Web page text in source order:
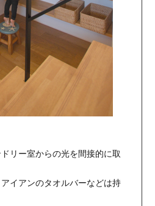
リー室からの光を間接的に取
イアンのタオルバーなどは持